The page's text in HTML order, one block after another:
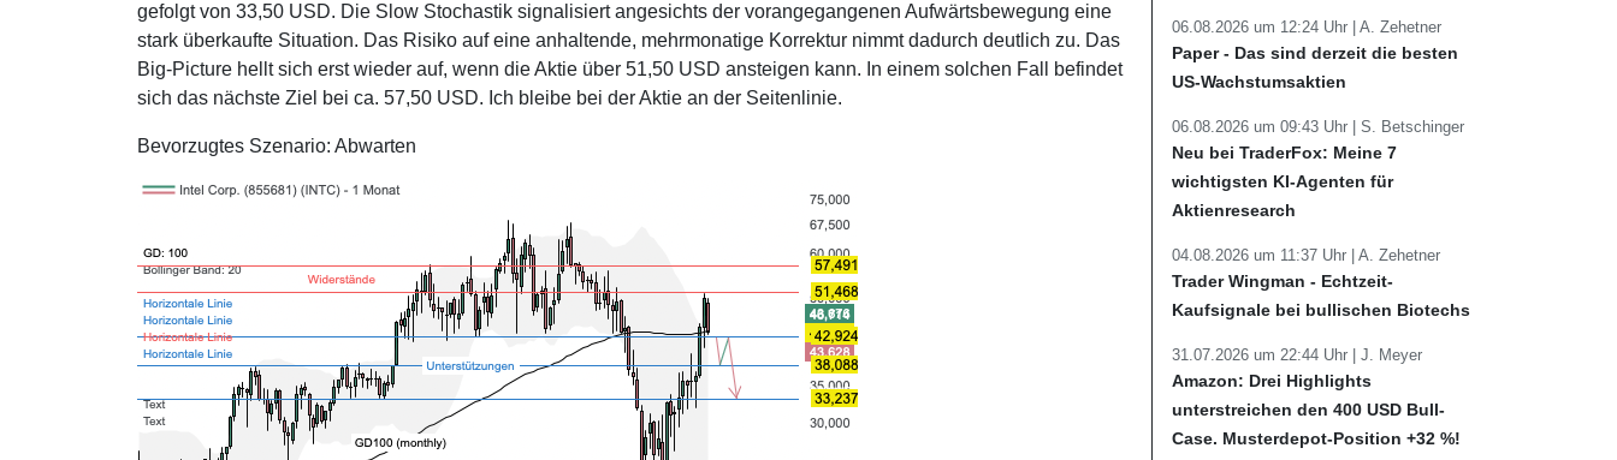
gefolgt von 33,50 USD. Die Slow Stochastik signalisiert angesichts der vorangegangenen Aufwärtsbewegung eine
stark überkaufte Situation. Das Risiko auf eine anhaltende, mehrmonatige Korrektur nimmt dadurch deutlich zu. Das
Big-Picture hellt sich erst wieder auf, wenn die Aktie über 51,50 USD ansteigen kann. In einem solchen Fall befindet
sich das nächste Ziel bei ca. 57,50 USD. Ich bleibe bei der Aktie an der Seitenlinie.
Bevorzugtes Szenario: Abwarten
06.08.2026 um 12:24 Uhr | A. Zehetner
Paper - Das sind derzeit die besten
US-Wachstumsaktien
06.08.2026 um 09:43 Uhr | S. Betschinger
Neu bei TraderFox: Meine 7
wichtigsten KI-Agenten für
Aktienresearch
04.08.2026 um 11:37 Uhr | A. Zehetner
Trader Wingman - Echtzeit-
Kaufsignale bei bullischen Biotechs
31.07.2026 um 22:44 Uhr | J. Meyer
Amazon: Drei Highlights
unterstreichen den 400 USD Bull-
Case. Musterdepot-Position +32 %!